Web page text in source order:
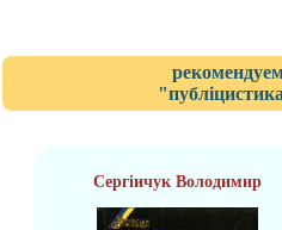
Сергіичук Володимир